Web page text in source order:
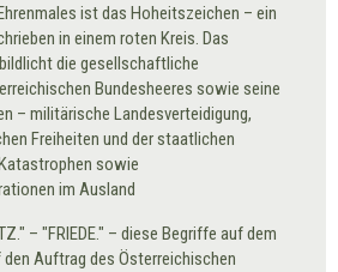
ist das Hoheitszeichen – ein
in einem roten Kreis. Das
die gesellschaftliche
Bundesheeres sowie seine
– militärische Landesverteidigung,
Freiheiten und der staatlichen
sowie
im Ausland
– "FRIEDE." – diese Begriffe auf dem
Auftrag des Österreichischen